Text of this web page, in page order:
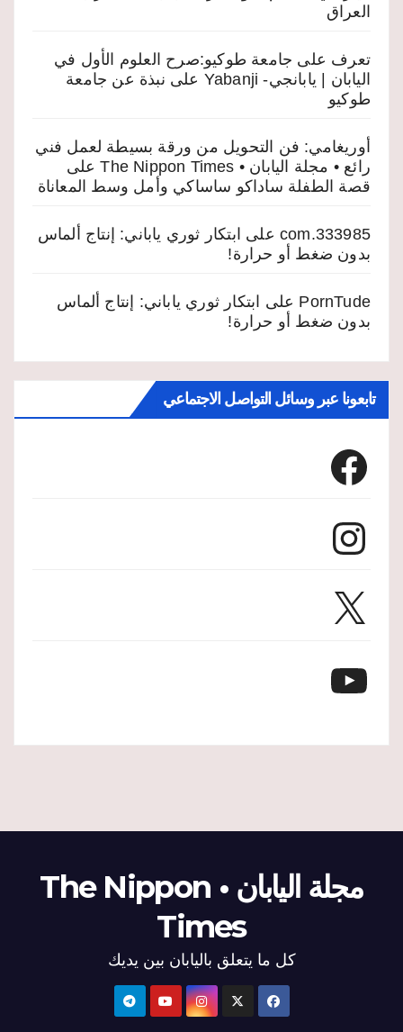
العراق
تعرف على جامعة طوكيو:صرح العلوم الأول في
اليابان | يابانجي- Yabanji
على نبذة عن جامعة
طوكيو
أوريغامي: فن التحويل من ورقة بسيطة لعمل فني
رائع • مجلة اليابان • The Nippon Times
على
قصة الطفلة ساداكو ساساكي وأمل وسط المعاناة
333985.com على ابتكار ثوري ياباني: إنتاج ألماس
بدون ضغط أو حرارة!
PornTude على ابتكار ثوري ياباني: إنتاج ألماس
بدون ضغط أو حرارة!
تابعونا عبر وسائل التواصل الاجتماعي
Facebook
Instagram
X
YouTube
مجلة اليابان • The Nippon
Times
كل ما يتعلق باليابان بين يديك